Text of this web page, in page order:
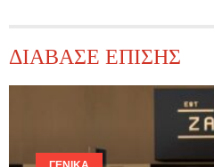
ΔΙΑΒΑΣΕ ΕΠΙΣΗΣ